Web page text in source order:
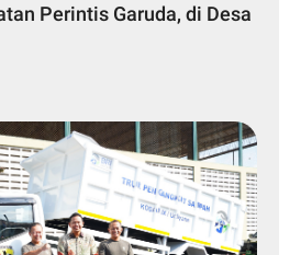
Perintis Garuda, di Desa